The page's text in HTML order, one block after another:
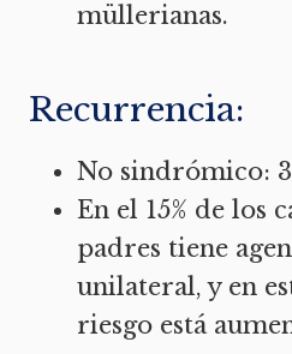
müllerianas.
Recurrencia:
No sindrómico:
En el 15% de los
padres tiene
unilateral, y en
riesgo está